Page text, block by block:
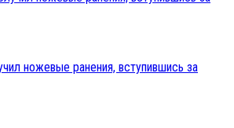
ножевые ранения, вступившись за